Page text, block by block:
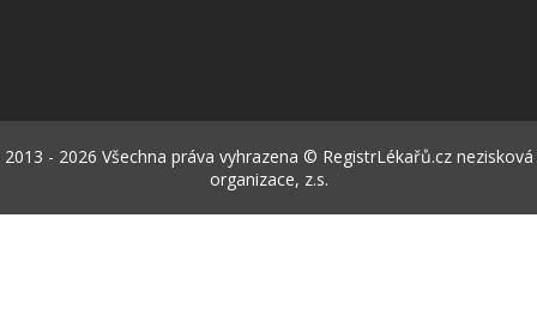
2013 - 2026 Všechna práva vyhrazena © RegistrLékařů.cz nezisková
organizace, z.s.